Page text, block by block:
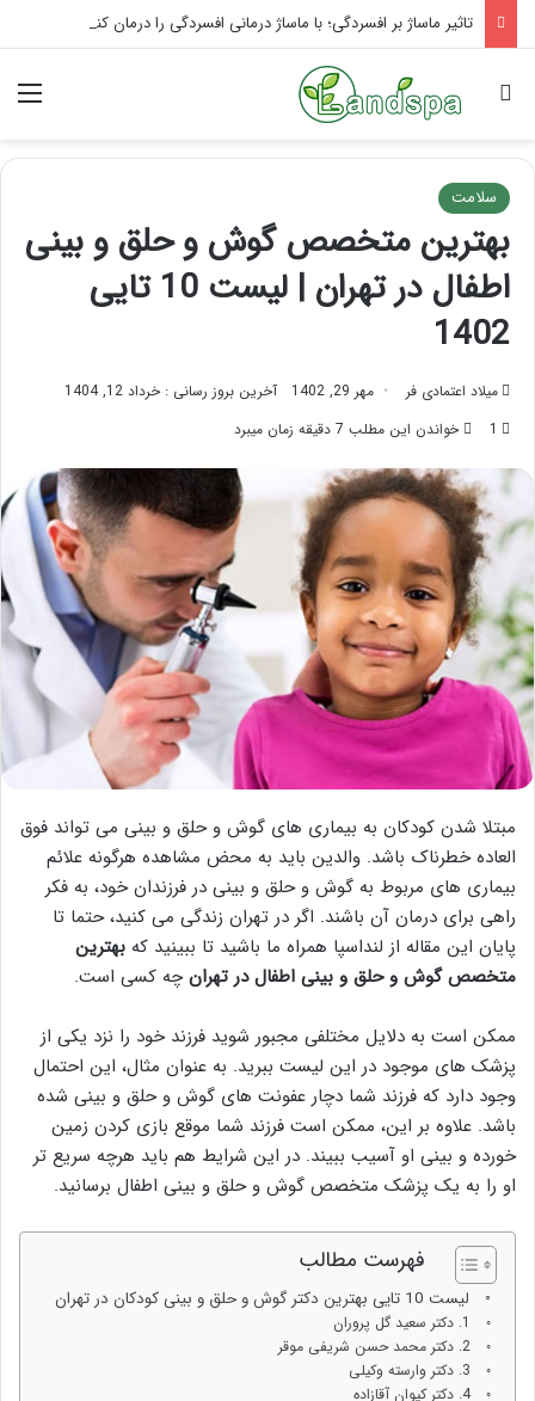
تاثیر ماساژ بر افسردگی؛ با ماساژ درمانی افسردگی را درمان کنید!
جستجو برای
سلامت
بهترین متخصص گوش و حلق و بینی
اطفال در تهران | لیست 10 تایی
1402
میلاد اعتمادی فر مهر 29, 1402
آخرین بروز رسانی : خرداد 12, 1404
1
خواندن این مطلب 7 دقیقه زمان میبرد
مبتلا شدن کودکان به بیماری های گوش و حلق و بینی می تواند فوق
العاده خطرناک باشد. والدین باید به محض مشاهده هرگونه علائم
بیماری های مربوط به گوش و حلق و بینی در فرزندان خود، به فکر
راهی برای درمان آن باشند. اگر در تهران زندگی می کنید، حتما تا
پایان این مقاله از لنداسپا همراه ما باشید تا ببینید که بهترین
متخصص گوش و حلق و بینی اطفال در تهرانچه کسی است.
ممکن است به دلایل مختلفی مجبور شوید فرزند خود را نزد یکی از
پزشک های موجود در این لیست ببرید. به عنوان مثال، این احتمال
وجود دارد که فرزند شما دچار عفونت های گوش و حلق و بینی شده
باشد. علاوه بر این، ممکن است فرزند شما موقع بازی کردن زمین
خورده و بینی او آسیب ببیند. در این شرایط هم باید هرچه سریع تر
او را به یک پزشک متخصص گوش و حلق و بینی اطفال برسانید.
فهرست مطالب
لیست 10 تایی بهترین دکتر گوش و حلق و بینی کودکان در تهران
1. دکتر سعید گل پروران
2. دکتر محمد حسن شریفی موقر
3. دکتر وارسته وکیلی
4. دکتر کیوان آقازاده